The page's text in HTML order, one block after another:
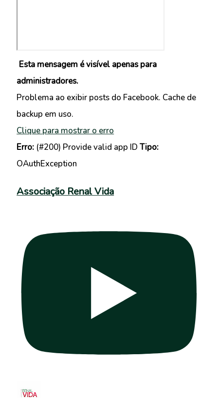
Esta mensagem é visível apenas para
administradores.
Problema ao exibir posts do Facebook. Cache de
backup em uso.
Clique para mostrar o erro
Erro: (#200) Provide valid app IDTipo:
OAuthException
Associação Renal Vida